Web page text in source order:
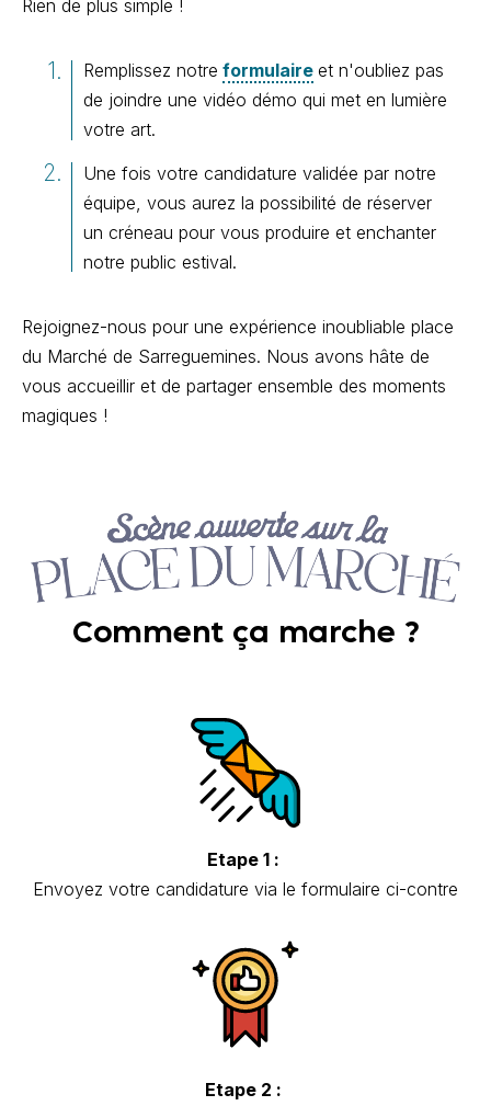
Rien de plus simple !
Remplissez notre formulaire et n'oubliez pas
de joindre une vidéo démo qui met en lumière
votre art.
Une fois votre candidature validée par notre
équipe, vous aurez la possibilité de réserver
un créneau pour vous produire et enchanter
notre public estival.
Rejoignez-nous pour une expérience inoubliable place
du Marché de Sarreguemines. Nous avons hâte de
vous accueillir et de partager ensemble des moments
magiques !
Comment ça marche ?
Etape 1 :
Envoyez votre candidature via le formulaire ci-contre
Etape 2 :